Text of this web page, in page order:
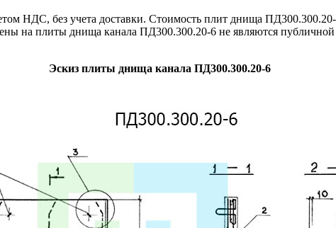
НДС, без учета доставки. Стоимость плит днища ПД300.300.20-
на плиты днища канала ПД300.300.20-6 не являются
Эскиз плиты днища канала ПД300.300.20-6